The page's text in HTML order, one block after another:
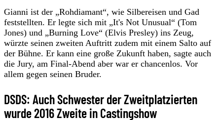
Gianni ist der „Rohdiamant“, wie Silbereisen und Gad
feststellten. Er legte sich mit „It's Not Unusual“ (Tom
Jones) und „Burning Love“ (Elvis Presley) ins Zeug,
würzte seinen zweiten Auftritt zudem mit einem Salto auf
der Bühne. Er kann eine große Zukunft haben, sagte auch
die Jury, am Final-Abend aber war er chancenlos. Vor
allem gegen seinen Bruder.
DSDS: Auch Schwester der Zweitplatzierten
wurde 2016 Zweite in Castingshow